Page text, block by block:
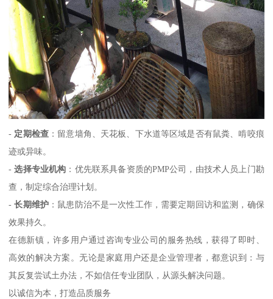
- 定期检查 ：留意墙角、天花板、下水道等区域是否有鼠粪、啃咬痕
迹或异味。
-选择专业机构 ：优先联系具备资质的PMP公司，由技术人员上门勘
查，制定综合治理计划。
-长期维护 ：鼠患防治不是一次性工作，需要定期回访和监测，确保
效果持久。
在德新镇，许多用户通过咨询专业公司的服务热线，获得了即时、
高效的解决方案。无论是家庭用户还是企业管理者，都意识到：与
其反复尝试土办法，不如信任专业团队，从源头解决问题。
以诚信为本，打造品质服务